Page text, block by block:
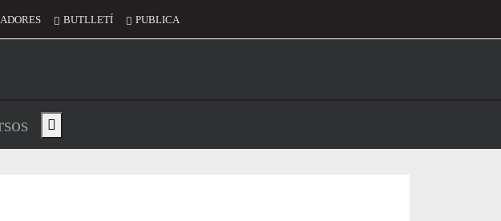
BUTLLETÍ PUBLICA
de l'encapçalament
Show main menu